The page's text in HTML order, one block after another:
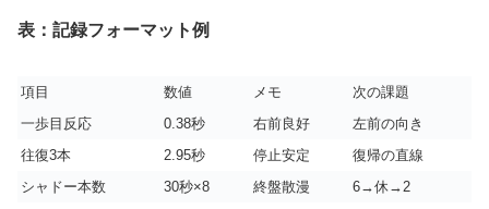
表：記録フォーマット例
項目 数値 メモ
次の課題
一歩目反応
0.38秒 右前良好
左前の向き
往復3本
2.95秒 停止安定
復帰の直線
シャドー本数
30秒×8 終盤散漫
6→休→2